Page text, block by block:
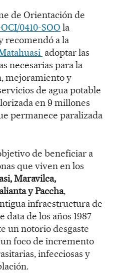
de Orientación de
0410-SOO la
recomendó a la
adoptar las
necesarias para la
mejoramiento y
de agua potable
en 9 millones
permanece paralizada
de beneficiar a
que viven en los
Maravilca,
y Paccha,
infraestructura de
data de los años 1987
un notorio desgaste
foco de incremento
infecciosas y